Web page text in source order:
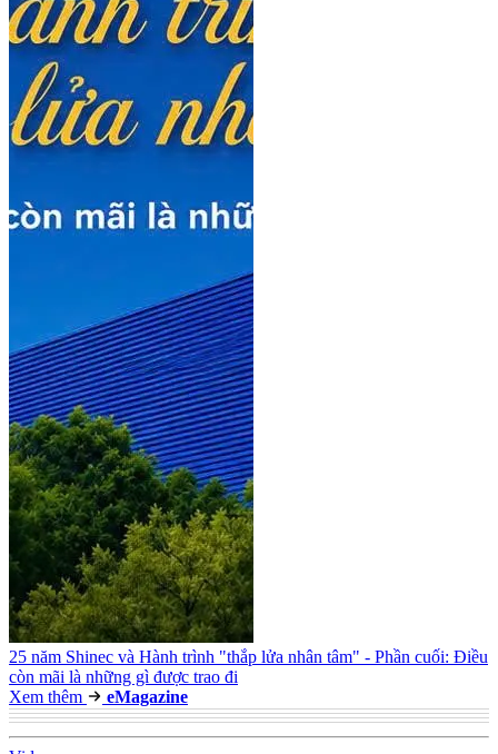
25 năm Shinec và Hành trình "thắp lửa nhân tâm" - Phần cuối: Điều
còn mãi là những gì được trao đi
Xem thêm
eMagazine